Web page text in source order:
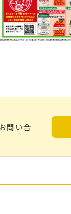
問い合